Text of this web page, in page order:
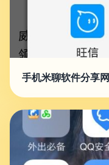
手机米聊软件分享